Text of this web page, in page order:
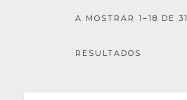
A MOSTRAR 1–18 DE 31
RESULTADOS